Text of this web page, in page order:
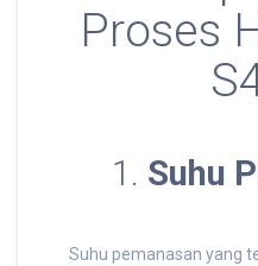
Proses
1. Suhu
Suhu pemanasan yang